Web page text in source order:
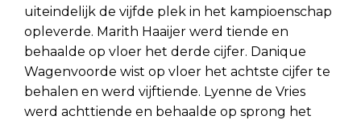
uiteindelijk de vijfde plek in het kampioenschap
opleverde. Marith Haaijer werd tiende en
behaalde op vloer het derde cijfer. Danique
Wagenvoorde wist op vloer het achtste cijfer te
behalen en werd vijftiende. Lyenne de Vries
werd achttiende en behaalde op sprong het